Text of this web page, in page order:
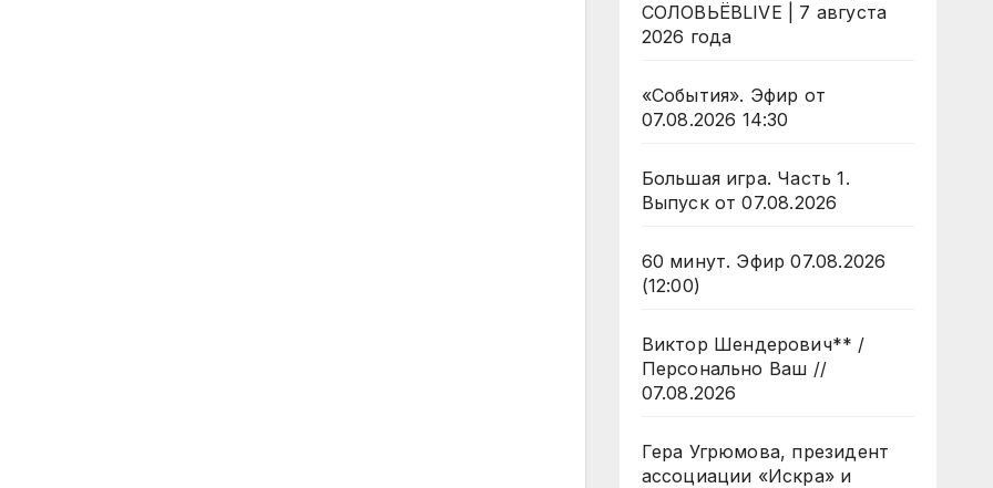
СОЛОВЬЁВLIVE | 7 августа
2026 года
«События». Эфир от
07.08.2026 14:30
Большая игра. Часть 1.
Выпуск от 07.08.2026
60 минут. Эфир 07.08.2026
(12:00)
Виктор Шендерович** /
Персонально Ваш //
07.08.2026
Гера Угрюмова, президент
ассоциации «Искра» и